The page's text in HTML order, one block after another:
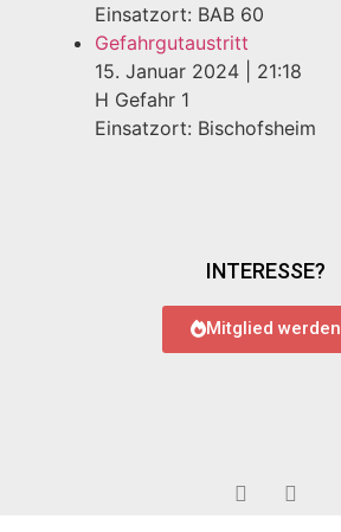
Einsatzort: BAB 60
Gefahrgutaustritt
15. Januar 2024
21:18
H Gefahr 1
Einsatzort: Bischofsheim
INTERESSE?
Mitglied werden